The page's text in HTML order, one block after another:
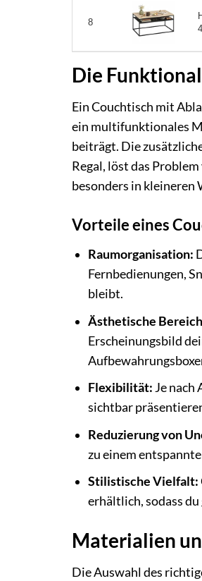
8
Die
Ein Couchtisch mit
ein multifunktionales
beiträgt. Die
Regal, löst das
besonders in
Vorteile eines
Raumorganisation:
Fernbedienungen,
bleibt.
Ästhetische
Erscheinungsbild
Flexibilität:Je nach
sichtbar
Reduzierung von
zu einem
Stilistische Vielfalt:
erhältlich, sodass
Materialien
Die Auswahl des